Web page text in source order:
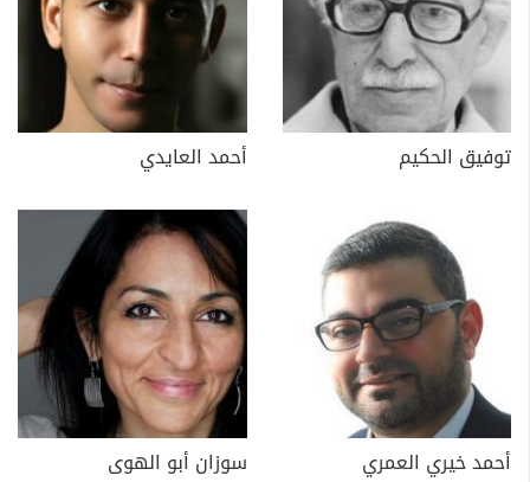
توفيق الحكيم أحمد العايدي
أحمد خيري العمري سوزان أبو الهوى